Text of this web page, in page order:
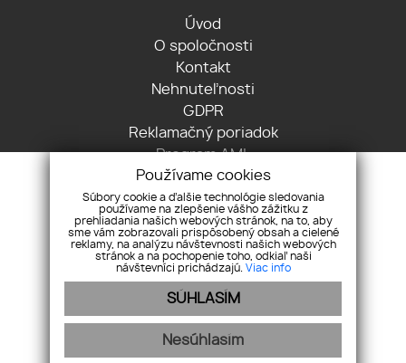
Úvod
O spoločnosti
Kontakt
Nehnuteľnosti
GDPR
Reklamačný poriadok
Program AML
Cookies
Komárňanská ul. 24, 94002 Nové Zámky
+421 907 894 574
t.vassova@vassereality.sk
Pridajte si nás
Používame cookies
Súbory cookie a ďalšie technológie sledovania
používame na zlepšenie vášho zážitku z
prehliadania našich webových stránok, na to, aby
sme vám zobrazovali prispôsobený obsah a cielené
reklamy, na analýzu návštevnosti našich webových
stránok a na pochopenie toho, odkiaľ naši
návštevníci prichádzajú. Viac info
SÚHLASÍM
Nesúhlasím